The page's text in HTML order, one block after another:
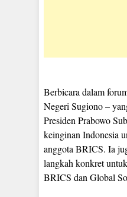
Berbicara dalam
Negeri Sugiono –
Presiden Prabowo
keinginan Indonesia
anggota BRICS. Ia
langkah konkret
BRICS dan Global